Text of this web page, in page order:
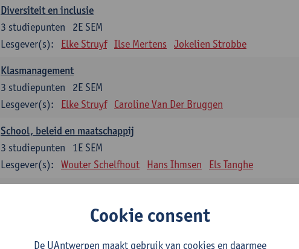
Diversiteit en inclusie
2E SEM
3 studiepunten
Lesgever(s):
Elke Struyf Ilse Mertens Jokelien Strobbe
Klasmanagement
2E SEM
3 studiepunten
Lesgever(s):
Elke Struyf Caroline Van Der Bruggen
School, beleid en maatschappij
1E SEM
3 studiepunten
Lesgever(s):
Wouter Schelfhout Hans Ihmsen Els Tanghe
2E SEM
Aster Van Mieghem Astrid Cerpentier
Cookie consent
De UAntwerpen maakt gebruik van cookies en daarmee